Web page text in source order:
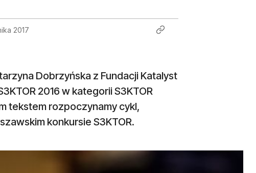
2017
Dobrzyńska z Fundacji Katalyst
2016 w kategorii S3KTOR
tekstem rozpoczynamy cykl,
konkursie S3KTOR.